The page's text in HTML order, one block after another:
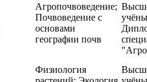
Агропочвоведение;
Почвоведение с
основами
географии почв
Физиология